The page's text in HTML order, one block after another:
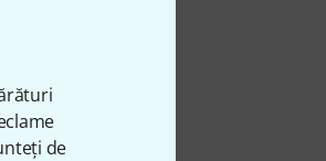
de